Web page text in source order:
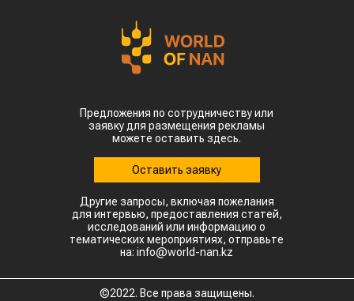
Предложения по сотрудничеству или
заявку для размещения рекламы
можете оставить здесь.
Оставить заявку
Другие запросы, включая пожелания
для интервью, предоставления статей,
исследований или информацию о
тематических мероприятиях, отправьте
на: info@world-nan.kz
©2022. Все права защищены.